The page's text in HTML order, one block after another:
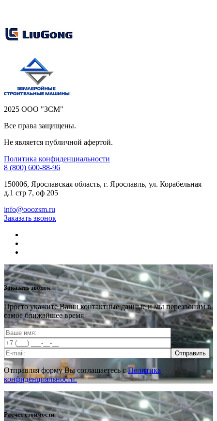
2025 ООО "ЗСМ"
Все права защищены.
Не является публичной афертой.
Политика конфиденциальности
8 (800) 600-88-96
150006, Ярославская область, г. Ярославль, ул. Корабельная
д.1 стр 7, оф 205
info@ooozsm.ru
Заказать звонок
Заказать звонок
Просто укажите Ваши контактные данные и мы перезвоним в
самое ближайшее время
Отправить
Отправляя форму Вы соглашаетесь с Политика
конфиденциальности.
Расчет стоимости